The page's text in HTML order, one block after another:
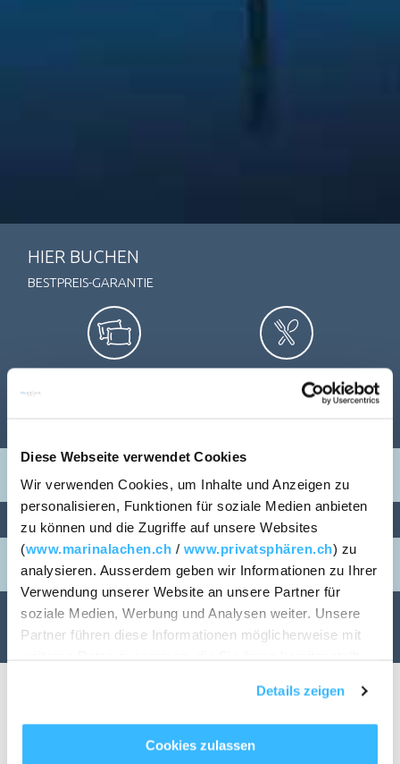
Diese Webseite verwendet Cookies
Wir verwenden Cookies, um Inhalte und Anzeigen zu
personalisieren, Funktionen für soziale Medien anbieten
zu können und die Zugriffe auf unsere Websites
(www.marinalachen.ch / www.privatsphären.ch) zu
analysieren. Ausserdem geben wir Informationen zu Ihrer
Verwendung unserer Website an unsere Partner für
soziale Medien, Werbung und Analysen weiter. Unsere
Partner führen diese Informationen möglicherweise mit
Details zeigen
Cookies zulassen
HIER BUCHEN
BESTPREIS-GARANTIE
ESSEN
PERSONEN
1
ZIMMER
VERFÜGBARKEIT PRÜFEN